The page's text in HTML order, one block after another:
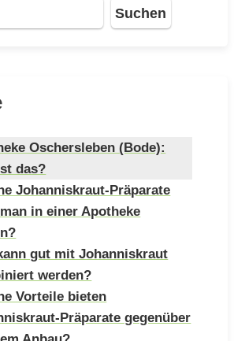
Suchen
Oschersleben (Bode):
das?
Johanniskraut-Präparate
in einer Apotheke
gut mit Johanniskraut
werden?
Vorteile bieten
Präparate gegenüber